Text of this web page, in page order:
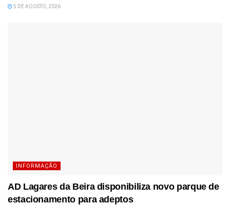
5 DE AGOSTO, 2026
INFORMAÇÃO
AD Lagares da Beira disponibiliza novo parque de
estacionamento para adeptos